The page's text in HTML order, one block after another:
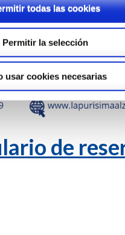
todas las cookies
Permitir la selección
usar cookies necesarias
de